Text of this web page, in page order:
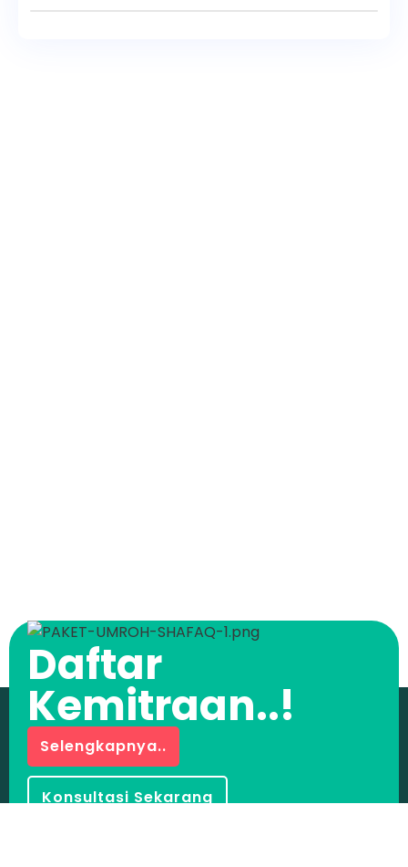
Daftar
Kemitraan..!
Selengkapnya..
Konsultasi Sekarang